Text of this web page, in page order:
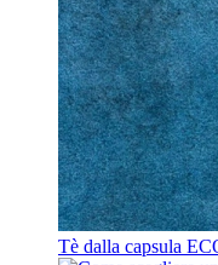
Tè dalla capsula